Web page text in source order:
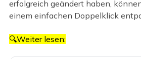
erfolgreich geändert haben,
einem einfachen Doppelklick
🔍Weiter lesen: